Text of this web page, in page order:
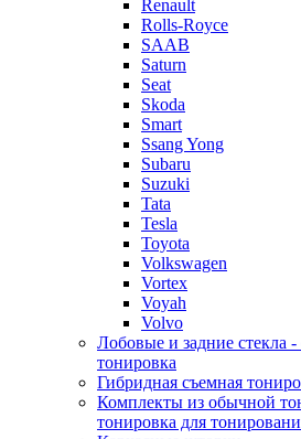
Renault
Rolls-Royce
SAAB
Saturn
Seat
Skoda
Smart
Ssang Yong
Subaru
Suzuki
Tata
Tesla
Toyota
Volkswagen
Vortex
Voyah
Volvo
Лобовые и задние стекла
тонировка
Гибридная съемная
Комплекты из обычной
тонировка для